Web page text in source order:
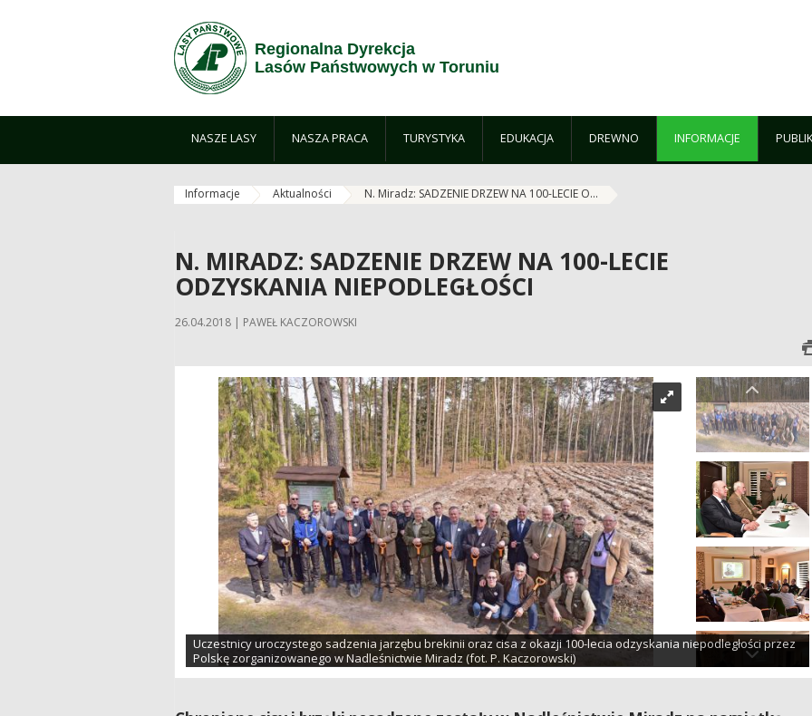
Regionalna Dyrekcja
Lasów Państwowych w Toruniu
NASZE LASY NASZA PRACA TURYSTYKA EDUKACJA DREWNO INFORMACJE
Informacje Aktualności N. Miradz: SADZENIE DRZEW NA 100-LECIE O...
N. MIRADZ: SADZENIE DRZEW NA 100-LECIE
ODZYSKANIA NIEPODLEGŁOŚCI
26.04.2018 | PAWEŁ KACZOROWSKI
Uczestnicy uroczystego sadzenia jarzębu brekinii oraz cisa z okazji 100-lecia odzyskania niepodległości przez
Polskę zorganizowanego w Nadleśnictwie Miradz (fot. P. Kaczorowski)